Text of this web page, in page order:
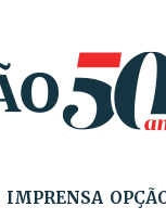
IMPRENSA